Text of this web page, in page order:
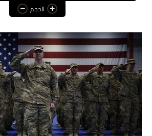
عالم المرأة
فن وثقافة
أخبار مصر
أخبار عربية
أخبار
أخبار العالم
الحجم